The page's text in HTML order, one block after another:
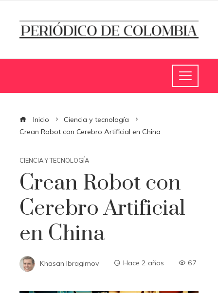
Inicio
Ciencia y tecnología
Crean Robot con Cerebro Artificial en China
CIENCIA Y TECNOLOGÍA
Crean Robot con
Cerebro Artificial
en China
Khasan Ibragimov Hace 2 años 67